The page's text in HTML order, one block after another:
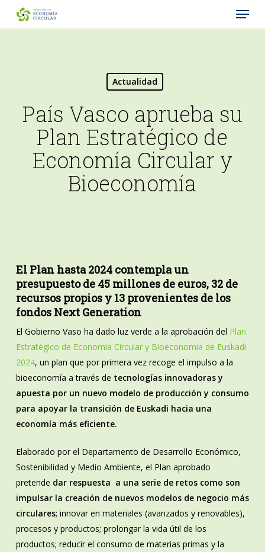
Menu
Actualidad
País Vasco aprueba su
Plan Estratégico de
Economía Circular y
Bioeconomía
El Plan hasta 2024 contempla un
presupuesto de 45 millones de euros, 32 de
recursos propios y 13 provenientes de los
fondos Next Generation
El Gobierno Vaso ha dado luz verde a la aprobación del Plan
Estratégico de Economía Circular y Bioeconomía de Euskadi
2024, un plan que por primera vez recoge el impulso a la
bioeconomía a través de tecnologías innovadoras y
apuesta por un nuevo modelo de producción y consumo
para apoyar la transición de Euskadi hacia una
economía más eficiente.
Elaborado por el Departamento de Desarrollo Económico,
Sostenibilidad y Medio Ambiente, el Plan aprobado
pretende dar respuesta a una serie de retos como son
impulsar la creación de nuevos modelos de negocio más
circulares; innovar en materiales (avanzados y renovables),
procesos y productos; prolongar la vida útil de los
productos; reducir el consumo de materias primas y la